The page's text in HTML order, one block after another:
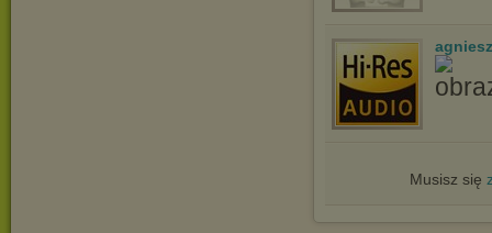
Musisz się